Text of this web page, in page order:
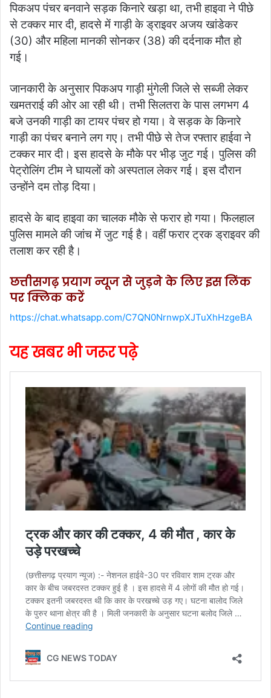
पिकअप पंचर बनवाने सड़क किनारे खड़ा था, तभी हाइवा ने पीछे
से टक्कर मार दी, हादसे में गाड़ी के ड्राइवर अजय खांडेकर
(30) और महिला मानकी सोनकर (38) की दर्दनाक मौत हो
गई।
जानकारी के अनुसार पिकअप गाड़ी मुंगेली जिले से सब्जी लेकर
खमतराई की ओर आ रही थी। तभी सिलतरा के पास लगभग 4
बजे उनकी गाड़ी का टायर पंचर हो गया। वे सड़क के किनारे
गाड़ी का पंचर बनाने लग गए। तभी पीछे से तेज रफ्तार हाईवा ने
टक्कर मार दी। इस हादसे के मौके पर भीड़ जुट गई। पुलिस की
पेट्रोलिंग टीम ने घायलों को अस्पताल लेकर गई। इस दौरान
उन्होंने दम तोड़ दिया।
हादसे के बाद हाइवा का चालक मौके से फरार हो गया। फिलहाल
पुलिस मामले की जांच में जुट गई है। वहीं फरार ट्रक ड्राइवर की
तलाश कर रही है।
छत्तीसगढ़ प्रयाग न्यूज से जुड़ने के लिए इस लिंक
पर क्लिक करें
https://chat.whatsapp.com/C7QN0NrnwpXJTuXhHzgeBA
यह खबर भी जरूर पढ़े